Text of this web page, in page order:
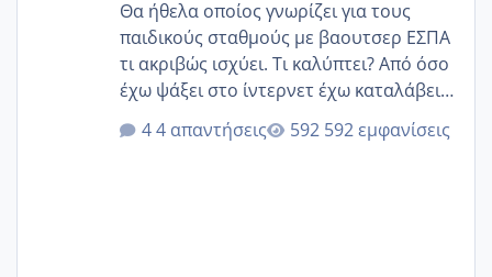
Θα ήθελα οποίος γνωρίζει για τους
παιδικούς σταθμούς με βαουτσερ ΕΣΠΑ
τι ακριβώς ισχύει. Τι καλύπτει? Από όσο
έχω ψάξει στο ίντερνετ έχω καταλάβει
ότι το βαουτσερ καλύπτει όλα τα
δίδακτρα και τα τροφεια του ιδιωτικού
4 απαντήσεις 592 εμφανίσεις